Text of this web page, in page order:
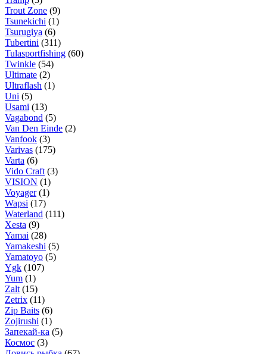
Trout Zone (9)
Tsunekichi (1)
Tsurugiya (6)
Tubertini (311)
Tulasportfishing (60)
Twinkle (54)
Ultimate (2)
Ultraflash (1)
Uni (5)
Usami (13)
Vagabond (5)
Van Den Einde (2)
Vanfook (3)
Varivas (175)
Varta (6)
Vido Craft (3)
VISION (1)
Voyager(1)
Wapsi (17)
Waterland (111)
Xesta (9)
Yamai (28)
Yamakeshi (5)
Yamatoyo (5)
Ygk (107)
Yum (1)
Zalt (15)
Zetrix (11)
Zip Baits (6)
Zojirushi (1)
Запекай-ка (5)
Космос (3)